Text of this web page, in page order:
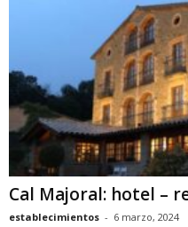
Cal Majoral: hotel –
establecimientos - 6 marzo, 2024